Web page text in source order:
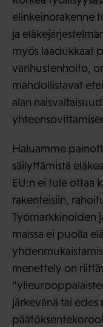
elinkeinorakenne
ja
myös laadukkaat
vanhustenhoito,
mahdollistavat
alan
Haluamme
säilyttämistä
EU:n ei tule ottaa
rakenteisiin,
Työmarkkinoiden
maissa ei puolla
menettely on
järkevänä tai edes